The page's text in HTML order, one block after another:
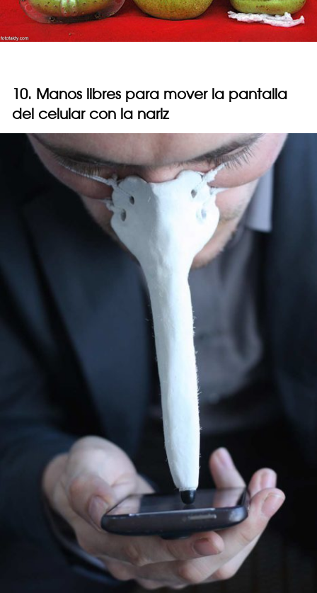
10. Manos libres para mover la pantalla
del celular con la nariz